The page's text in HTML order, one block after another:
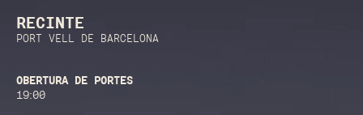
RECINTE
PORT VELL DE BARCELONA
OBERTURA DE PORTES
19:00